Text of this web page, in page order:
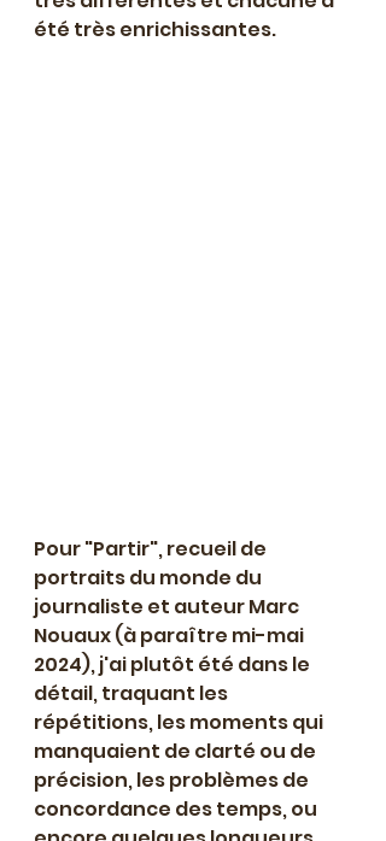
été très enrichissantes.
Pour "Partir", recueil de
portraits du monde du
journaliste et auteur Marc
Nouaux (à paraître mi-mai
2024), j'ai plutôt été dans le
détail, traquant les
répétitions, les moments qui
manquaient de clarté ou de
précision, les problèmes de
concordance des temps, ou